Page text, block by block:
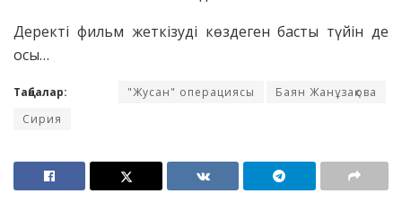
Деректі фильм жеткізуді көздеген басты түйін де
осы…
Таңбалар: "Жусан" операциясы
Баян Жанұзақова
Сирия